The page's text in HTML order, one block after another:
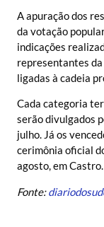
A apuração dos
da votação
indicações
representantes
ligadas à cadeia
Cada categoria
serão divulgados
julho. Já os
cerimônia oficial
agosto, em Castro.
Fonte: